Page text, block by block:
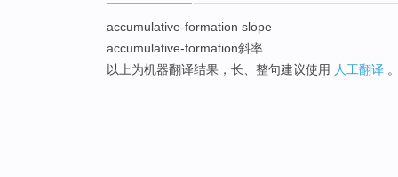
accumulative-formation slope
accumulative-formation斜率
以上为机器翻译结果，长、整句建议使用 人工翻译